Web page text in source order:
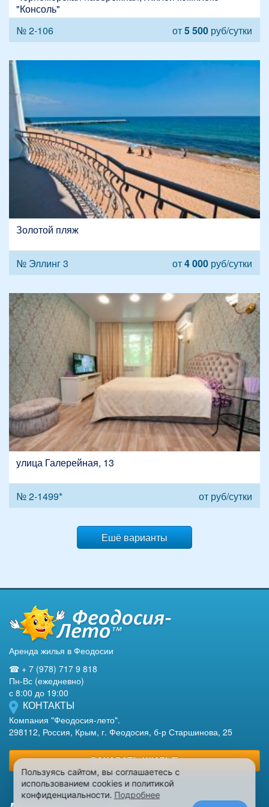
"Консоль"
№ 2-106
от5 500 руб/сутки
Золотой пляж
№ Эллинг 3 от4 000 руб/сутки
улица Галерейная, 13
№ 2-1499* от руб/сутки
Ешё варианты
Аренда жилья в Феодосии
☎ + 7 (978) 717 9 818
Пн-Вс (ежедневно)
с 8:00 до 19:00
КОНТАКТЫ
Компания "Феодосия-лето".
298112, Россия, Крым, г. Феодосия, б-р Старшинова, 25
ЗАКАЗАТЬ ЖИЛЬЕ
Пользуясь сайтом, вы соглашаетесь с
использованием cookies и политикой
конфиденциальности. Подробнее